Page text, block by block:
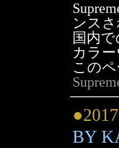
ンスさ
国内
カラ
この
BY